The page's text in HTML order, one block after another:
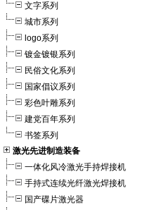
文字系列
城市系列
logo系列
镀金镀银系列
民俗文化系列
国家倡议系列
彩色叶雕系列
建党百年系列
书签系列
激光先进制造装备
一体化风冷激光手持焊接机
手持式连续光纤激光焊接机
国产碟片激光器